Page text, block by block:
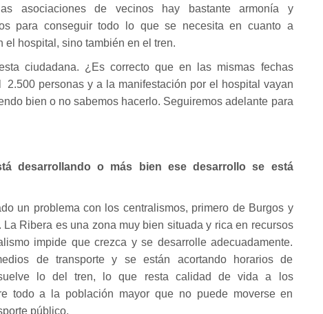
asociaciones de vecinos hay bastante armonía y
para conseguir todo lo que se necesita en cuanto a
el hospital, sino también en el tren.
ciudadana. ¿Es correcto que en las mismas fechas
2.500 personas y a la manifestación por el hospital vayan
bien o no sabemos hacerlo. Seguiremos adelante para
desarrollando o más bien ese desarrollo se está
un problema con los centralismos, primero de Burgos y
Ribera es una zona muy bien situada y rica en recursos
impide que crezca y se desarrolle adecuadamente.
de transporte y se están acortando horarios de
lo del tren, lo que resta calidad de vida a los
todo a la población mayor que no puede moverse en
público.